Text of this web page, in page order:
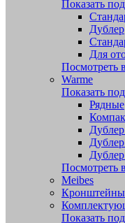
Показать
Дублер
Для
Посмотреть
Warme
Показать
Рядные
Посмотреть
Meibes
Кронштейны
Показать